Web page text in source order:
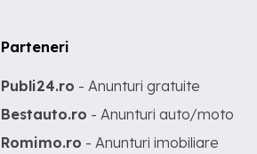
Parteneri
Publi24.ro - Anunturi gratuite
Bestauto.ro - Anunturi auto/moto
Romimo.ro - Anunturi imobiliare